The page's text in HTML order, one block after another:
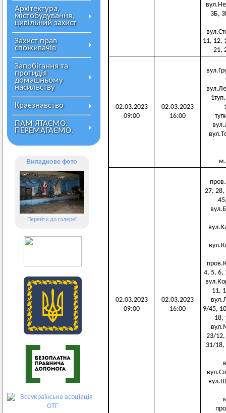
Архітектура,
містобудування,
цивільний захист
Захист прав
споживачів
Запобігання та
протидія
домашньому
насильству
Краєзнавство
ПАМ’ЯТАЄМО.
ПЕРЕМАГАЄМО.
Випадкове фото
Перейти до галереї
3Б,
11, 12,
21,
02.03.2023
09:00
02.03.2023
16:00
м.
02.03.2023
09:00
02.03.2023
16:00
27, 28,
4, 5, 6,
11,
9/45,
18,
23/12,
31/18,